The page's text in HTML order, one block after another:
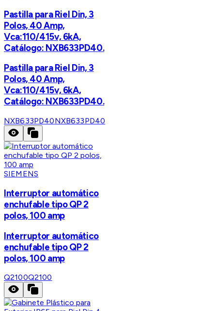
Pastilla para Riel Din, 3
Polos, 40 Amp,
Vca:110/415v, 6kA,
Catálogo: NXB633PD40.
Pastilla para Riel Din, 3
Polos, 40 Amp,
Vca:110/415v, 6kA,
Catálogo: NXB633PD40.
NXB633PD40NXB633PD40
SIEMENS
Interruptor automático
enchufable tipo QP 2
polos, 100 amp
Interruptor automático
enchufable tipo QP 2
polos, 100 amp
Q2100Q2100